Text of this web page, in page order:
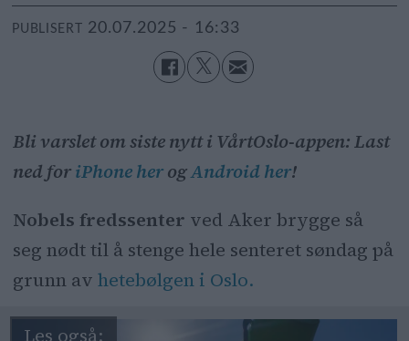
PUBLISERT 20.07.2025 - 16:33
Bli varslet om siste nytt i VårtOslo-appen: Last
ned foriPhone herogAndroid her!
Nobels fredssenter ved Aker brygge så
seg nødt til å stenge hele senteret søndag på
grunn av hetebølgen i Oslo.